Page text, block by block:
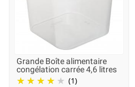
LIVRAISON 2 À 3 JOURS
Grande Boîte alimentaire
congélation carrée 4,6 litres
(1)